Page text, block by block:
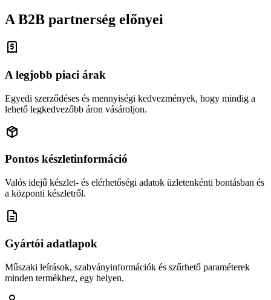
A B2B partnerség előnyei
A legjobb piaci árak
Egyedi szerződéses és mennyiségi kedvezmények, hogy mindig a
lehető legkedvezőbb áron vásároljon.
Pontos készletinformáció
Valós idejű készlet- és elérhetőségi adatok üzletenkénti bontásban és
a központi készletről.
Gyártói adatlapok
Műszaki leírások, szabványinformációk és szűrhető paraméterek
minden termékhez, egy helyen.